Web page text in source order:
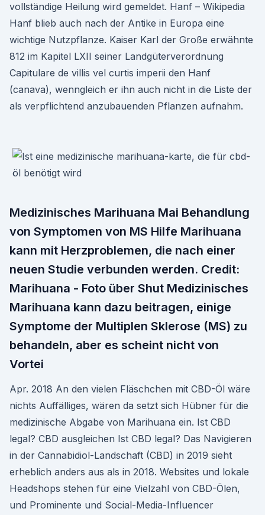
vollständige Heilung wird gemeldet. Hanf – Wikipedia
Hanf blieb auch nach der Antike in Europa eine
wichtige Nutzpflanze. Kaiser Karl der Große erwähnte
812 im Kapitel LXII seiner Landgüterverordnung
Capitulare de villis vel curtis imperii den Hanf
(canava), wenngleich er ihn auch nicht in die Liste der
als verpflichtend anzubauenden Pflanzen aufnahm.
Medizinisches Marihuana Mai Behandlung
von Symptomen von MS Hilfe Marihuana
kann mit Herzproblemen, die nach einer
neuen Studie verbunden werden. Credit:
Marihuana - Foto über Shut Medizinisches
Marihuana kann dazu beitragen, einige
Symptome der Multiplen Sklerose (MS) zu
behandeln, aber es scheint nicht von
Vortei
Apr. 2018 An den vielen Fläschchen mit CBD-Öl wäre
nichts Auffälliges, wären da setzt sich Hübner für die
medizinische Abgabe von Marihuana ein. Ist CBD
legal? CBD ausgleichen Ist CBD legal? Das Navigieren
in der Cannabidiol-Landschaft (CBD) in 2019 sieht
erheblich anders aus als in 2018. Websites und lokale
Headshops stehen für eine Vielzahl von CBD-Ölen,
und Prominente und Social-Media-Influencer